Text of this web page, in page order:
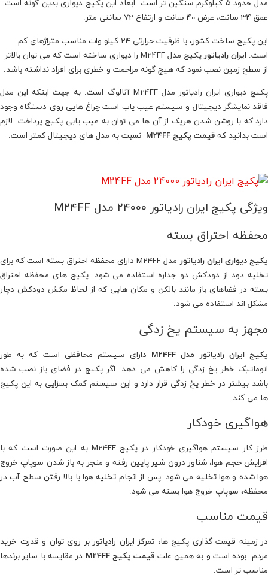
مدل حدود ۵ کیلوگرم سنگین تر است. ابعاد این پکیج دیواری بدین گونه است:
عمق 34 سانت، عرض 40 سانت و ارتفاع 72 سانتی متر.
این پکیج ساخت کشور، با ظرفیت حرارتی 24 کیلو وات مناسب متراژهای کم
است. ایران رادیاتور
پکیج مدل M24FF را دیواری ساخته است که می توان بالاتر
از سطح زمین نصب نمود که هیچ گونه مزاحمت و خطری برای افراد نداشته باشد.
پکیج دیواری ایران رادیاتور مدل M24FF آنالوگ است. به جهت اینکه این مدل
فاقد نمایشگر دیجیتال و سیستم عیب یاب است چراغ هایی روی دستگاه وجود
دارد که با روشن شدن هریک از آن ها می توان به عیب یابی پکیج پرداخت. لازم
است بدانید کهقیمت پکیج M24FF نسبت به مدل های دیجیتال کمتر است.
ویژگی پکیج ایران رادیاتور 24000 مدل M24FF
محفظه احتراق بسته
پکیج دیواری ایران رادیاتور
مدل M24FF دارای محفظه احتراق بسته است که برای
تخلیه دود از دودکش دو جداره استفاده می شود. پکیج های محفظه احتراق
بسته در فضاهای باز مانند بالکن و مکان هایی که از لحاظ مکش دودکش دچار
مشکل اند استفاده می شود.
مجهز به سیستم یخ زدگی
پکیج ایران رادیاتور مدل M24FF
دارای سیستم محافظی است که به طور
اتوماتیک خطر یخ زدگی را کاهش می دهد. اگر پکیج در فضای باز نصب شده
باشد بیشتر در خطر یخ زدگی قرار دارد و این سیستم کمک بسزایی به این پکیج
ها می کند.
هواگیری خودکار
طرز کار سیستم هواگیری خودکار در پکیج M24FF به این صورت است که با
افزایش حجم هوا، شناور درون شیر پایین رفته و منجر به باز شدن سوپاپ خروج
هوا شده و هوا تخلیه می شود. پس از انجام تخلیه هوا با بالا رفتن سطح آب در
محفظه، سوپاپ خروج هوا بسته می شود.
قیمت مناسب
در زمینه قیمت گذاری پکیج ها، تمرکز ایران رادیاتور بر روی توان و قدرت خرید
مردم بوده است و به همین علت قیمت پکیج M24FF
در مقایسه با سایر برندها
مناسب تر است.